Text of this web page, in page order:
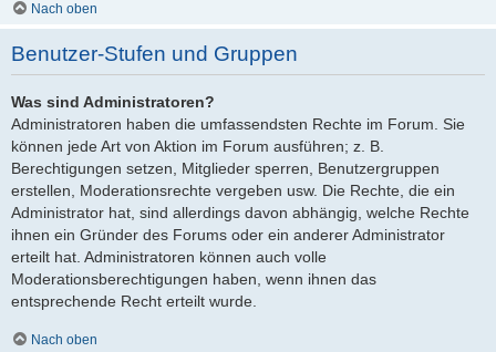
Nach oben
Benutzer-Stufen und Gruppen
Was sind Administratoren?
Administratoren haben die umfassendsten Rechte im Forum. Sie
können jede Art von Aktion im Forum ausführen; z. B.
Berechtigungen setzen, Mitglieder sperren, Benutzergruppen
erstellen, Moderationsrechte vergeben usw. Die Rechte, die ein
Administrator hat, sind allerdings davon abhängig, welche Rechte
ihnen ein Gründer des Forums oder ein anderer Administrator
erteilt hat. Administratoren können auch volle
Moderationsberechtigungen haben, wenn ihnen das
entsprechende Recht erteilt wurde.
Nach oben